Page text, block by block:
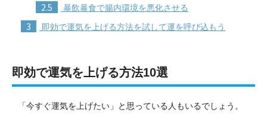
2.5 暴飲暴食で腸内環境を悪化させる
3 即効で運気を上げる方法を試して運を呼び込もう
即効で運気を上げる方法10選
「今すぐ運気を上げたい」と思っている人もいるでしょう。